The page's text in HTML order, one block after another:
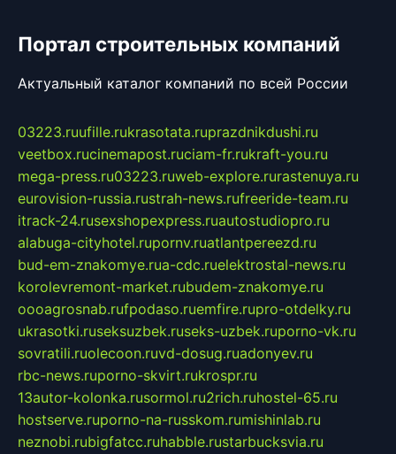
Портал строительных компаний
Актуальный каталог компаний по всей России
03223.ruufille.rukrasotata.ruprazdnikdushi.ru
veetbox.rucinemapost.ruciam-fr.rukraft-you.ru
mega-press.ru03223.ruweb-explore.rurastenuya.ru
eurovision-russia.rustrah-news.rufreeride-team.ru
itrack-24.rusexshopexpress.ruautostudiopro.ru
alabuga-cityhotel.rupornv.ruatlantpereezd.ru
bud-em-znakomye.rua-cdc.ruelektrostal-news.ru
korolevremont-market.rubudem-znakomye.ru
oooagrosnab.rufpodaso.ruemfire.rupro-otdelky.ru
ukrasotki.ruseksuzbek.ruseks-uzbek.ruporno-vk.ru
sovratili.ruolecoon.ruvd-dosug.ruadonyev.ru
rbc-news.ruporno-skvirt.rukrospr.ru
13autor-kolonka.rusormol.ru2rich.ruhostel-65.ru
hostserve.ruporno-na-russkom.rumishinlab.ru
neznobi.rubigfatcc.ruhabble.rustarbucksvia.ru